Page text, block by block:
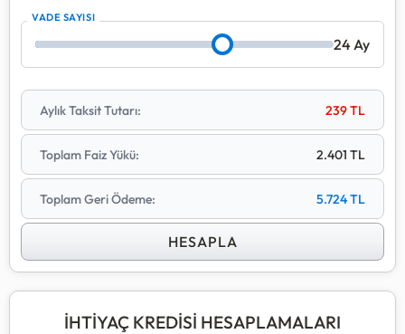
Taksit tutarlarınız hesaplanırken faiz oranına ek olarak
%15 KKDF ve %10 BSMV vergileri de yasal olarak
maliyete eklenmektedir.
Kredi kullanmadan önce toplam geri ödeme tutarını ve
yıllık maliyet oranını inceleyerek bütçenize en uygun
seçeneği belirlemeniz önemlidir.
VADE SAYISI
24 Ay
Aylık Taksit Tutarı: 239 TL
Toplam Faiz Yükü: 2.401 TL
Toplam Geri Ödeme: 5.724 TL
HESAPLA
İHTİYAÇ KREDİSİ HESAPLAMALARI